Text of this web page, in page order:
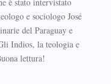
e sociologo José
del Paraguay e
Indios, la teologia e
lettura!